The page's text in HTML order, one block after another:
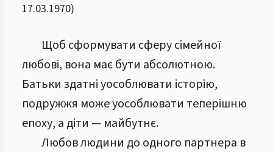
17.03.1970)
Щоб сформувати сферу сімейної
любові, вона має бути абсолютною.
Батьки здатні уособлювати історію,
подружжя може уособлювати теперішню
епоху, а діти — майбутнє.
Любов людини до одного партнера в